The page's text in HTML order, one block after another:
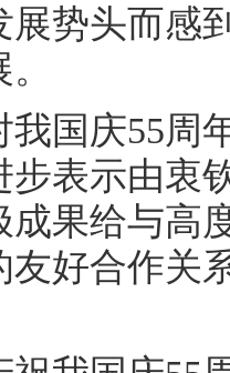
展势头而感
庆55周年
步表示由衷
成果给与高
友好合作关